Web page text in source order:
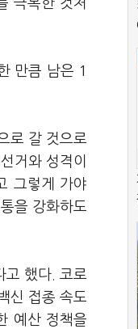
극복한 것처
만큼 남은 1
로 갈 것으로
거와 성격이
그렇게 가야
을 강화하도
고 했다. 코로
신 접종 속도
예산 정책을